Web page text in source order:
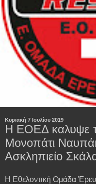
Κυριακή 7 Ιουλίου 2019
Η ΕΟΕΔ καλυψε
Μονοπάτι
Ασκληπιείο
Η Εθελοντική Ομάδα